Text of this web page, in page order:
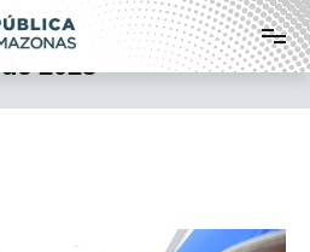
do Estado do
2023